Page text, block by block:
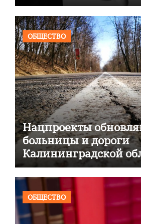
ОБЩЕСТВО
Нацпроекты
больницы и дороги
Калининградской
ОБЩЕСТВО